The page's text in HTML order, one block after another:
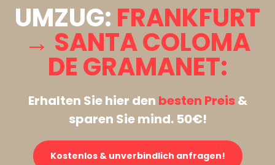
UMZUG: FRANKFURT
→ SANTA COLOMA
DE GRAMANET:
Erhalten Sie hier den besten Preis&
sparen Sie mind. 50€!
Kostenlos & unverbindlich anfragen!